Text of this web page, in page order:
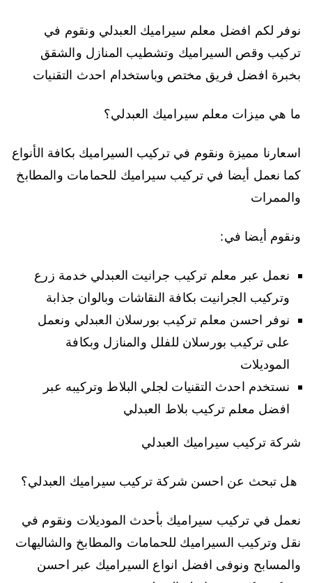
نوفر لكم افضل معلم سيراميك العبدلي ونقوم في
تركيب وقص السيراميك وتشطيب المنازل والشقق
بخبرة افضل فريق مختص وباستخدام احدث التقنيات
ما هي ميزات معلم سيراميك العبدلي؟
اسعارنا مميزة ونقوم في تركيب السيراميك بكافة الأنواع
كما نعمل أيضا في تركيب سيراميك للحمامات والمطابخ
والممرات
ونقوم أيضا في:
نعمل عبر معلم تركيب جرانيت العبدلي خدمة زرع
وتركيب الجرانيت بكافة النقاشات وبالوان جذابة
نوفر احسن معلم تركيب بورسلان العبدلي ونعمل
على تركيب بورسلان للفلل والمنازل وبكافة
الموديلات
نستخدم احدث التقنيات لجلي البلاط وتركيبه عبر
افضل معلم تركيب بلاط العبدلي
شركة تركيب سيراميك العبدلي
هل تبحث عن احسن شركة تركيب سيراميك العبدلي؟
نعمل في تركيب سيراميك بأحدث الموديلات ونقوم في
نقل وتركيب السيراميك للحمامات والمطابخ والشاليهات
والمسابح ونوفى افضل انواع السيراميك عبر احسن